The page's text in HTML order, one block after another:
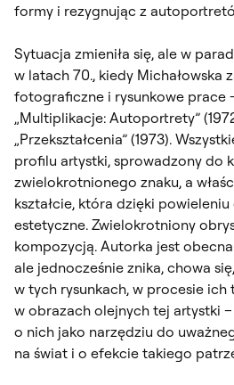
formy i rezygnując z
Sytuacja zmieniła się, ale w
w latach 70., kiedy Michałowska
fotograficzne i rysunkowe prace
„Multiplikacje: Autoportrety”
„Przekształcenia” (1973).
profilu artystki, sprowadzony do
zwielokrotnionego znaku, a
kształcie, która dzięki
estetyczne. Zwielokrotniony
kompozycją. Autorka jest
ale jednocześnie znika, chowa
w tych rysunkach, w procesie
w obrazach olejnych tej artystki
o nich jako narzędziu do
na świat i o efekcie takiego